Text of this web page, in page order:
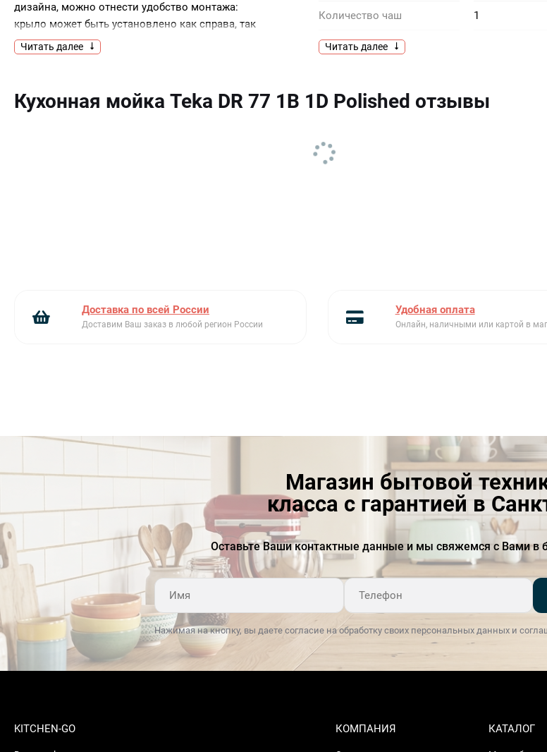
дизайна, можно отнести удобство монтажа:
крыло может быть установлено как справа, так
и слева. В комплект входят крепежи, сливная
арматура и уплотнительная лента.
Читать далее
Количество чаш 1
Комплектация
Материал нержавеющая
Расположение крыла
Ширина шкафа (см) 45
Читать далее
Кухонная мойка Teka DR 77 1B 1D Polished отзывы
Доставка по всей России
Доставим Ваш заказ в любой регион России
Удобная оплата
Онлайн, наличными или картой в
Магазин бытовой
класса с гарантией в
Оставьте Ваши контактные данные и мы свяжемся с Вами в
Нажимая на кнопку, вы даете согласие на обработку своих персональных данных и
KITCHEN-GO КОМПАНИЯ КАТАЛОГ